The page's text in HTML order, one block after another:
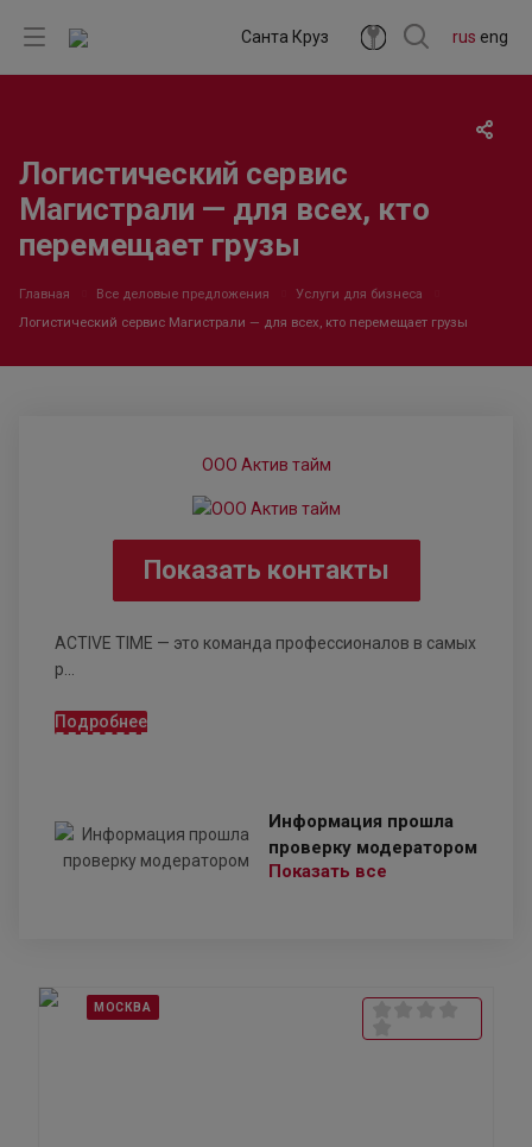
rus eng
Санта Круз
Логистический сервис
Магистрали — для всех, кто
перемещает грузы
Главная Все деловые предложения
Услуги для бизнеса
Логистический сервис Магистрали — для всех, кто перемещает грузы
ООО Актив тайм
Показать контакты
ACTIVE TIME — это команда профессионалов в самых
р...
Подробнее
Информация прошла
проверку модератором
Показать все
МОСКВА